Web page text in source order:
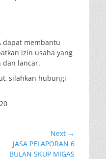
dapat membantu
izin usaha yang
lancar.
silahkan hubungi
Next →
post:
JASA PELAPORAN 6
BULAN SKUP MIGAS